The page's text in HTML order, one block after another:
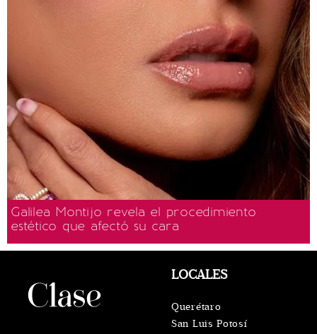
Galilea Montijo revela el procedimiento
estético que afectó su cara
LOCALES
Querétaro
San Luis Potosí